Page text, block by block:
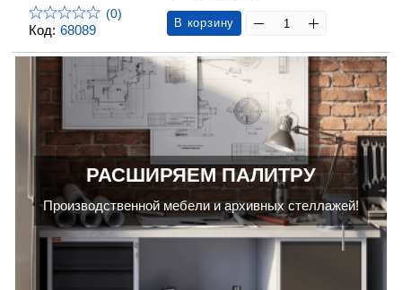
Код: 68089
(0)
В корзину
РАСШИРЯЕМ ПАЛИТРУ
Производственной мебели и архивных стеллажей!